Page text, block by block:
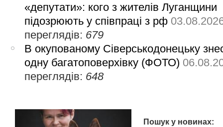
«депутати»: кого з жителів Луганщини
підозрюють у співпраці з рф
переглядів: 679
В окупованому Сіверськодонецьку
одну багатоповерхівку (ФОТО)
переглядів: 648
Пошук у новинах: